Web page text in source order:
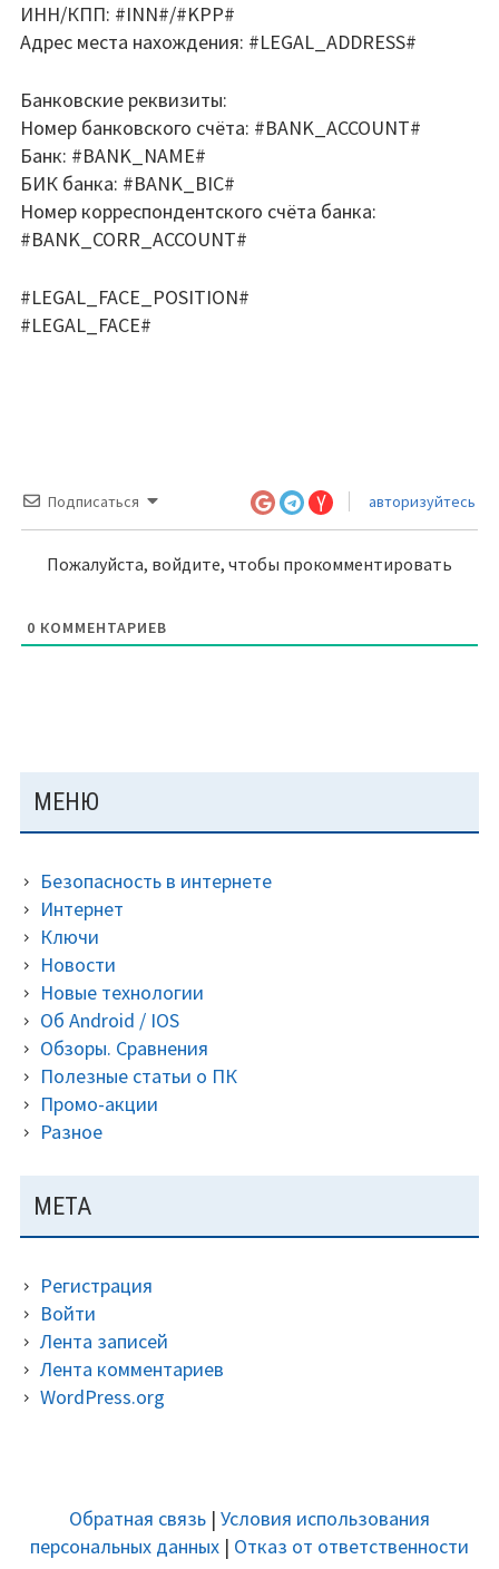
ИНН/КПП: #INN#/#KPP#
Адрес места нахождения: #LEGAL_ADDRESS#
Банковские реквизиты:
Номер банковского счёта: #BANK_ACCOUNT#
Банк: #BANK_NAME#
БИК банка: #BANK_BIC#
Номер корреспондентского счёта банка:
#BANK_CORR_ACCOUNT#
#LEGAL_FACE_POSITION#
#LEGAL_FACE#
Подписаться авторизуйтесь
Пожалуйста, войдите, чтобы прокомментировать
0 КОММЕНТАРИЕВ
ОСНОВНАЯ
ПАНЕЛЬ
МЕНЮ
Безопасность в интернете
Интернет
Ключи
Новости
Новые технологии
Об Android / IOS
Обзоры. Сравнения
Полезные статьи о ПК
Промо-акции
Разное
МЕТА
Регистрация
Войти
Лента записей
Лента комментариев
WordPress.org
ПАНЕЛЬОбратная связь | Условия использования
персональных данных | Отказ от ответственности